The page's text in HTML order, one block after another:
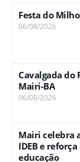
Festa do
06/08/2026
Cavalgada do
Mairi-BA
06/08/2026
Mairi celebra
IDEB e
educação